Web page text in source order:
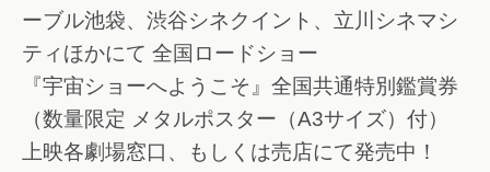
ーブル池袋、渋谷シネクイント、立川シネマシ
ティほかにて 全国ロードショー
『宇宙ショーへようこそ』全国共通特別鑑賞券
（数量限定 メタルポスター（A3サイズ）付）
上映各劇場窓口、もしくは売店にて発売中！